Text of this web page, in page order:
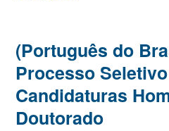
(Português do
Processo
Candidaturas
Doutorado